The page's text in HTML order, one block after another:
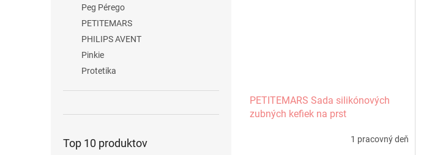
Peg Pérego
PETITEMARS
PHILIPS AVENT
Pinkie
Protetika
Top 10 produktov
PETITEMARS Sada silikónových
zubných kefiek na prst
1 pracovný deň